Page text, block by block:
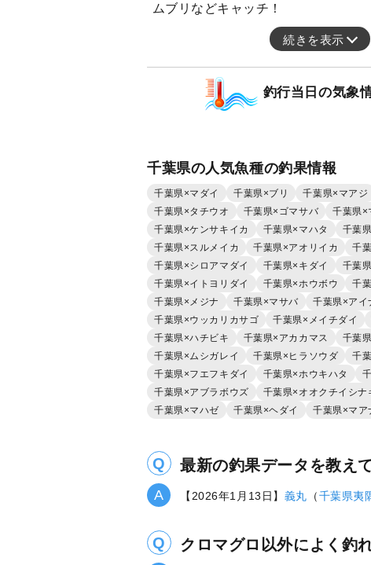
ムブリなどキャッチ！
続きを表示
釣行当日の気象
千葉県の人気魚種の釣果情報
千葉県×マダイ 千葉県×ブリ 千葉県×マアジ
千葉県×タチウオ
千葉県×ゴマサバ 千葉県×
千葉県×ケンサキイカ
千葉県×マハタ 千葉
千葉県×スルメイカ
千葉県×アオリイカ 千
千葉県×シロアマダイ
千葉県×キダイ 千葉
千葉県×イトヨリダイ
千葉県×ホウボウ 千
千葉県×メジナ
千葉県×マサバ 千葉県×アイ
千葉県×ウッカリカサゴ
千葉県×メイチダイ
千葉県×ハチビキ
千葉県×アカカマス 千葉
千葉県×ムシガレイ
千葉県×ヒラソウダ 千
千葉県×フエフキダイ
千葉県×ホウキハタ
千葉県×アブラボウズ
千葉県×オオクチイシナ
千葉県×マハゼ
千葉県×ヘダイ 千葉県×マア
最新の釣果データを教え
【2026年1月13日】 義丸 （千葉県夷
クロマグロ以外によく釣